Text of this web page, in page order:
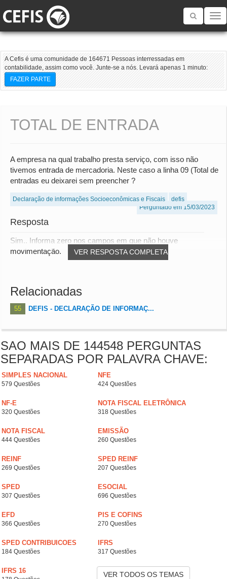
Toggle
A Cefis é uma comunidade de 164671 Pessoas interressadas em
contabilidade, assim como você. Junte-se a nós. Levará apenas 1 minuto:
FAZER PARTE
TOTAL DE ENTRADA
A empresa na qual trabalho presta serviço, com isso não
tivemos entrada de mercadoria. Neste caso a linha 09 (Total de
entradas eu deixarei sem preencher ?
Declaração de informações Socioeconômicas e Fiscais
defis
Perguntado em 15/03/2023
Resposta
VER RESPOSTA COMPLETA
Sim.. Informa zero nos campos em que não houve
movimentação.
Relacionadas
55 DEFIS - DECLARAÇÃO DE INFORMAÇ...
SAO MAIS DE 144548 PERGUNTAS
SEPARADAS POR PALAVRA CHAVE:
SIMPLES NACIONAL
579 Questões
NFE
424 Questões
NF-E
320 Questões
NOTA FISCAL ELETRÔNICA
318 Questões
NOTA FISCAL
444 Questões
EMISSÃO
260 Questões
REINF
269 Questões
SPED REINF
207 Questões
SPED
307 Questões
ESOCIAL
696 Questões
EFD
366 Questões
PIS E COFINS
270 Questões
SPED CONTRIBUICOES
184 Questões
IFRS
317 Questões
IFRS 16 VER TODOS OS TEMAS